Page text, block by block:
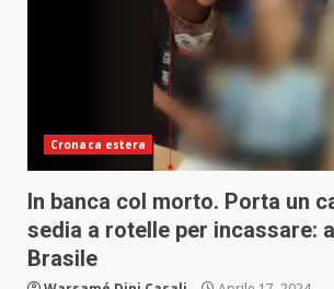
Cronaca estera
In banca col morto. Porta un
sedia a rotelle per incassare:
Brasile